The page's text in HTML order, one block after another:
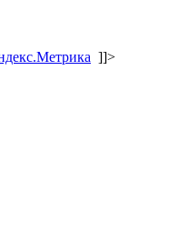
]]>